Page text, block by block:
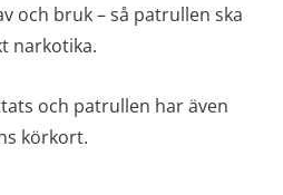
och bruk – så patrullen ska
narkotika.
och patrullen har även
körkort.